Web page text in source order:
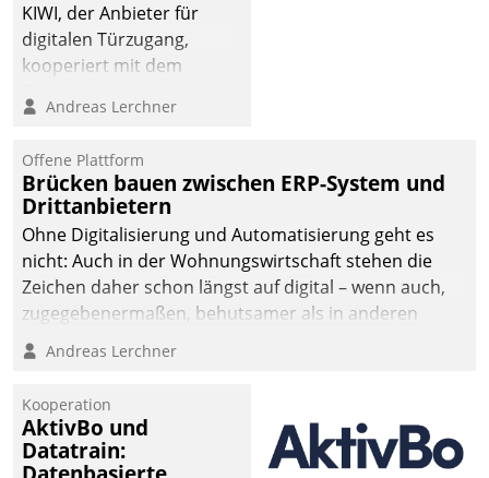
KIWI, der Anbieter für
digitalen Türzugang,
kooperiert mit dem
Softwareentwicklungshaus
Andreas Lerchner
Offene Plattform
Brücken bauen zwischen ERP-System und
Drittanbietern
Ohne Digitalisierung und Automatisierung geht es
nicht: Auch in der Wohnungswirtschaft stehen die
Zeichen daher schon längst auf digital – wenn auch,
zugegebenermaßen, behutsamer als in anderen
Branchen.
Andreas Lerchner
Kooperation
AktivBo und
Datatrain: